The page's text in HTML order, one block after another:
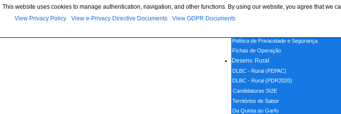
Home
Política de Privacidade e Segurança
Fichas de Operação
Desenv. Rural
DLBC - Rural (PEPAC)
DLBC - Rural (PDR2020)
Candidaturas SI2E
Territórios de Sabor
Da Quinta ao Garfo
This website uses cookies to manage authentication, navigation, and other functions. By using our website, you agree that we
View Privacy Policy
View e-Privacy Directive Documents View GDPR Documents